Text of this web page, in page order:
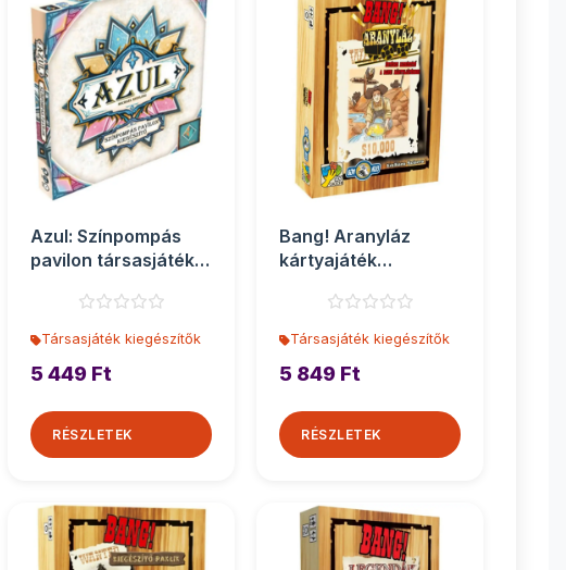
Azul: Színpompás
pavilon társasjáték
Társasjáték kiegészítők
5 449 Ft
RÉSZLETEK
Bang! Aranyláz
kártyajáték
Társasjáték kiegészítők
5 849 Ft
RÉSZLETEK